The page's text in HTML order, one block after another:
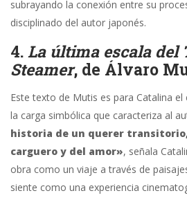
subrayando la conexión entre su
disciplinado del autor japonés.
4. La última escala del
Steamer, de Álvaro
Este texto de Mutis es para Catalina
la carga simbólica que caracteriza al
historia de un querer
carguero y del amor», señala
obra como un viaje a través de
siente como una experiencia